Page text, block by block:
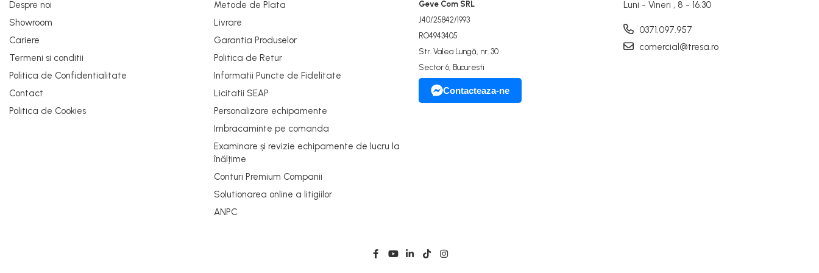
Cizme electroizolante
Saboți și papuci
Saboți și papuci de uz general
Saboți de lucru O1
Saboți de protecție OB
Despre noi
Showroom
Cariere
Termeni si conditii
Politica de Confidentialitate
Contact
Politica de Cookies
Metode de Plata
Livrare
Garantia Produselor
Politica de Retur
Informatii Puncte de Fidelitate
Licitatii SEAP
Personalizare echipamente
Imbracaminte pe comanda
Examinare și revizie echipamente de lucru la
înălțime
Conturi Premium Companii
Solutionarea online a litigiilor
ANPC
Geve Com SRL
J40/25842/1993
RO4943405
Str. Valea Lungă, nr. 30
Sector 6, Bucuresti
Contacteaza-ne
Luni - Vineri , 8 - 16.30
0371.097.957
comercial@tresa.ro